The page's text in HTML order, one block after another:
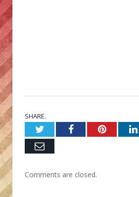
SHARE.
TwitterFacebookPinterest
Email
Comments are closed.